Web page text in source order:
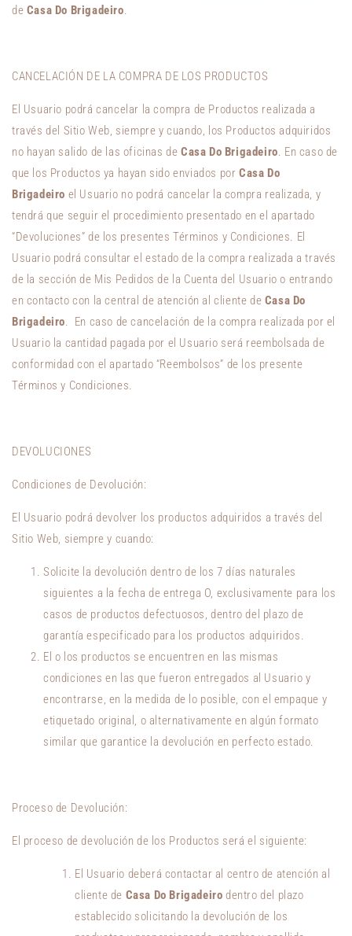
de Casa Do Brigadeiro.
CANCELACIÓN DE LA COMPRA DE LOS PRODUCTOS
El Usuario podrá cancelar la compra de Productos realizada a
través del Sitio Web, siempre y cuando, los Productos adquiridos
no hayan salido de las oficinas deCasa Do Brigadeiro. En caso de
que los Productos ya hayan sido enviados porCasa Do
Brigadeiro el Usuario no podrá cancelar la compra realizada, y
tendrá que seguir el procedimiento presentado en el apartado
“Devoluciones” de los presentes Términos y Condiciones. El
Usuario podrá consultar el estado de la compra realizada a través
de la sección de Mis Pedidos de la Cuenta del Usuario o entrando
en contacto con la central de atención al cliente de Casa Do
Brigadeiro. En caso de cancelación de la compra realizada por el
Usuario la cantidad pagada por el Usuario será reembolsada de
conformidad con el apartado “Reembolsos” de los presente
Términos y Condiciones.
DEVOLUCIONES
Condiciones de Devolución:
El Usuario podrá devolver los productos adquiridos a través del
Sitio Web, siempre y cuando:
Solicite la devolución dentro de los 7 días naturales
siguientes a la fecha de entrega O, exclusivamente para los
casos de productos defectuosos, dentro del plazo de
garantía especificado para los productos adquiridos.
El o los productos se encuentren en las mismas
condiciones en las que fueron entregados al Usuario y
encontrarse, en la medida de lo posible, con el empaque y
etiquetado original, o alternativamente en algún formato
similar que garantice la devolución en perfecto estado.
Proceso de Devolución:
El proceso de devolución de los Productos será el siguiente:
El Usuario deberá contactar al centro de atención al
cliente de Casa Do Brigadeiro dentro del plazo
establecido solicitando la devolución de los